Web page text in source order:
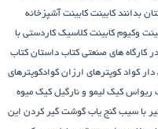
بدانند کابینت کابینت آشپزخانه
وکیوم کابینت کلاسیک کاردستی با
کارگاه های صنعتی کتاب داستان کتاب
کواد کوپترهای ارزان کوادکوپترهای
ریواس کیک لیمو و نارگیل کیک میوه
با سیب گنج‌ یاب گوشت گیر کردن این